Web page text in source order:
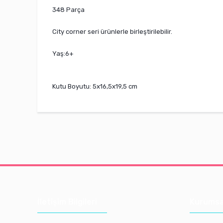
348 Parça
City corner seri ürünlerle birleştirilebilir.
Yaş:6+
Kutu Boyutu: 5x16,5x19,5 cm